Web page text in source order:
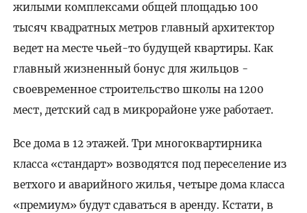
жилыми комплексами общей площадью 100
тысяч квадратных метров главный архитектор
ведет на месте чьей-то будущей квартиры. Как
главный жизненный бонус для жильцов -
своевременное строительство школы на 1200
мест, детский сад в микрорайоне уже работает.
Все дома в 12 этажей. Три многоквартирника
класса «стандарт» возводятся под переселение из
ветхого и аварийного жилья, четыре дома класса
«премиум» будут сдаваться в аренду. Кстати, в